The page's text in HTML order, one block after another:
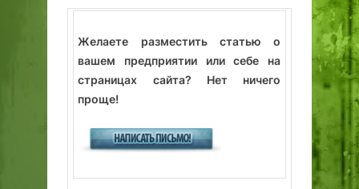
Желаете разместить статью о
вашем предприятии или себе на
страницах сайта? Нет ничего
проще!